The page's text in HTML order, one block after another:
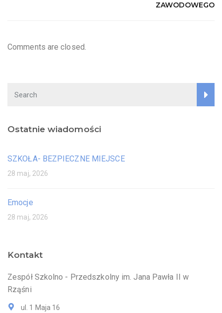
ZAWODOWEGO
Comments are closed.
Ostatnie wiadomości
SZKOŁA- BEZPIECZNE MIEJSCE
28 maj, 2026
Emocje
28 maj, 2026
Kontakt
Zespół Szkolno - Przedszkolny im. Jana Pawła II w
Rząśni
ul. 1 Maja 16